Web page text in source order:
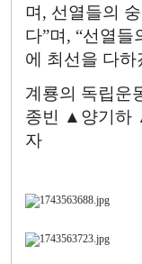
며, 선열들의
다”며, “선열
에 최선을 다하
계룡의 독립
종빈 ▲양기
자